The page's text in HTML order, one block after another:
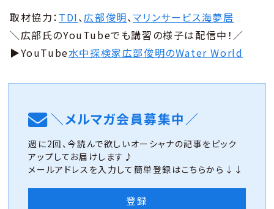
取材協力： TDI、広部俊明、マリンサービス海夢居
＼広部氏のYouTubeでも講習の様子は配信中！／
▶︎YouTube水中探検家広部俊明のWater World
＼メルマガ会員募集中／
週に2回、今読んで欲しいオーシャナの記事をピック
アップしてお届けします♪
メールアドレスを入力して簡単登録はこちらから↓↓
登録